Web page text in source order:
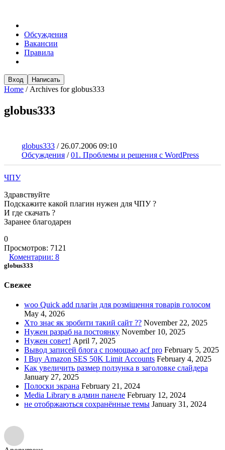
Обсуждения
Вакансии
Правила
Вход Написать
Home / Archives for globus333
globus333
globus333 / 26.07.2006 09:10
Обсуждения /01. Проблемы и решения с WordPress
ЧПУ
Здравствуйте
Подскажите какой плагин нужен для ЧПУ ?
И где скачать ?
Заранее благодарен
0
Просмотров: 7121
Коментарии: 8
globus333
Свежее
woo Quick add плагін для розміщення товарів голосом
May 4, 2026
Хто знає як зробити такий сайт ?? November 22, 2025
Нужен разраб на постоянку November 10, 2025
Нужен совет! April 7, 2025
Вывод записей блога с помощью acf pro February 5, 2025
I Buy Amazon SES 50K Limit Accounts February 4, 2025
Как увеличить размер ползунка в заголовке слайдера
January 27, 2025
Полоски экрана February 21, 2024
Media Library в админ панеле February 12, 2024
не отобржаються сохранённые темы January 31, 2024